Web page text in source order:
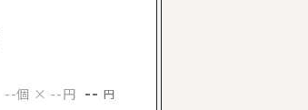
--個 × --円 -- 円